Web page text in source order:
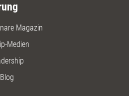
Magazin
Medien